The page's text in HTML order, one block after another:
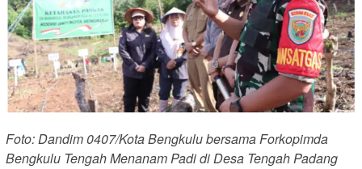
Foto: Dandim 0407/Kota Bengkulu bersama Forkopimda
Bengkulu Tengah Menanam Padi di Desa Tengah Padang